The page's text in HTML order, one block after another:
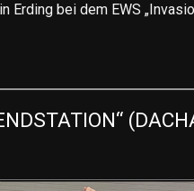
Erding bei dem EWS